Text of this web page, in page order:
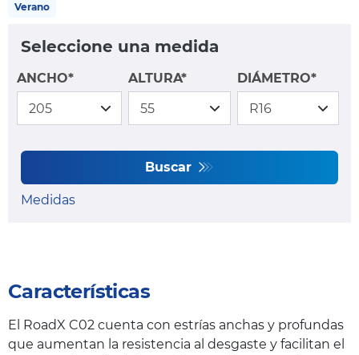
Verano
Seleccione una medida
ANCHO* ALTURA* DIÁMETRO*
Buscar
Medidas
Características
El RoadX C02 cuenta con estrías anchas y profundas
que aumentan la resistencia al desgaste y facilitan el